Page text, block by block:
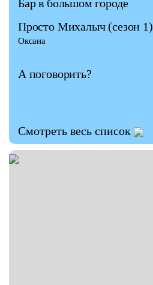
Бар в большом городе
Просто Михалыч(сезон 1)
Оксана
А поговорить?
Смотреть весь список